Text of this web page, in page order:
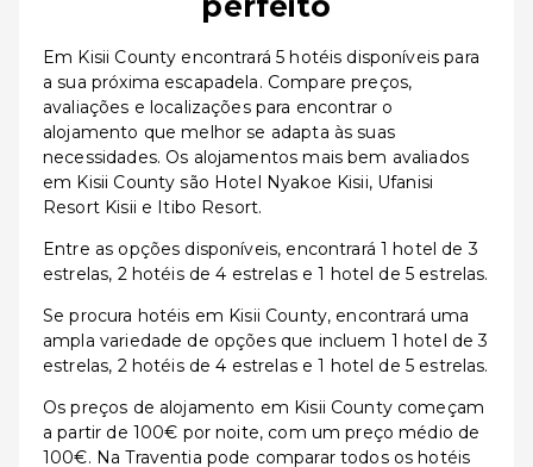
Em Kisii County encontrará 5 hotéis disponíveis para
a sua próxima escapadela. Compare preços,
avaliações e localizações para encontrar o
alojamento que melhor se adapta às suas
necessidades. Os alojamentos mais bem avaliados
em Kisii County são Hotel Nyakoe Kisii, Ufanisi
Resort Kisii e Itibo Resort.
Entre as opções disponíveis, encontrará 1 hotel de 3
estrelas, 2 hotéis de 4 estrelas e 1 hotel de 5 estrelas.
Se procura hotéis em Kisii County, encontrará uma
ampla variedade de opções que incluem 1 hotel de 3
estrelas, 2 hotéis de 4 estrelas e 1 hotel de 5 estrelas.
Os preços de alojamento em Kisii County começam
a partir de 100€ por noite, com um preço médio de
100€. Na Traventia pode comparar todos os hotéis